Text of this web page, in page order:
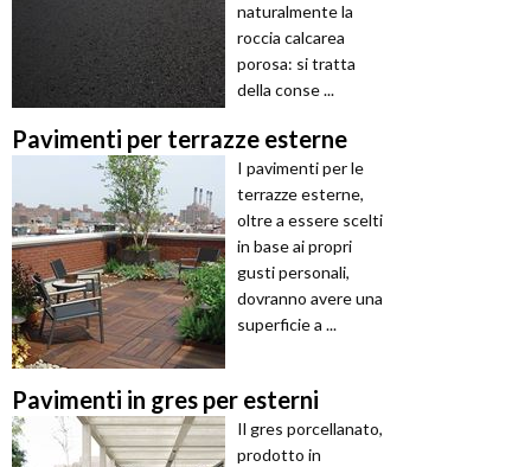
naturalmente la
roccia calcarea
porosa: si tratta
della conse ...
Pavimenti per terrazze esterne
I pavimenti per le
terrazze esterne,
oltre a essere scelti
in base ai propri
gusti personali,
dovranno avere una
superficie a ...
Pavimenti in gres per esterni
Il gres porcellanato,
prodotto in